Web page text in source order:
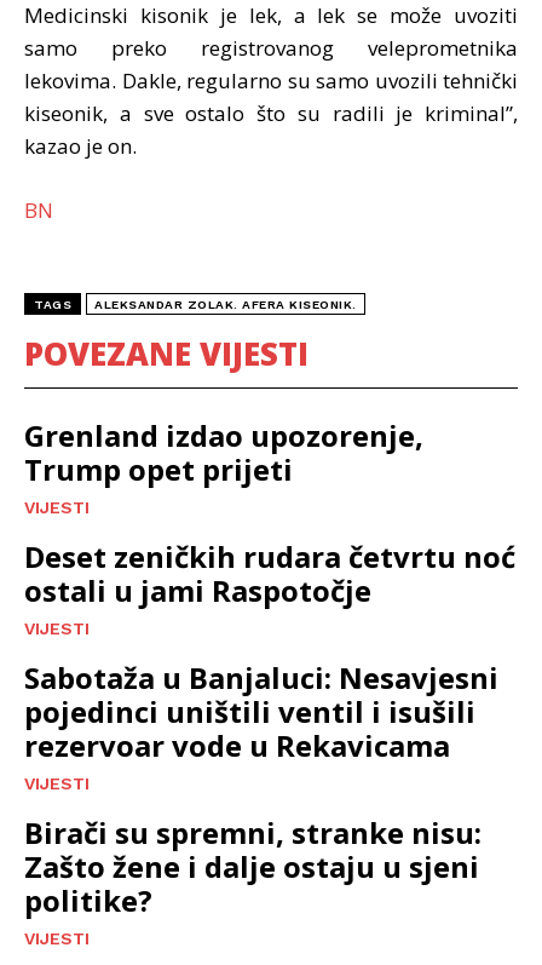
Medicinski kisonik je lek, a lek se može uvoziti
samo preko registrovanog veleprometnika
lekovima. Dakle, regularno su samo uvozili tehnički
kiseonik, a sve ostalo što su radili je kriminal”,
kazao je on.
BN
TAGS ALEKSANDAR ZOLAK. AFERA KISEONIK.
POVEZANE VIJESTI
Grenland izdao upozorenje,
Trump opet prijeti
VIJESTI
Deset zeničkih rudara četvrtu noć
ostali u jami Raspotočje
VIJESTI
Sabotaža u Banjaluci: Nesavjesni
pojedinci uništili ventil i isušili
rezervoar vode u Rekavicama
VIJESTI
Birači su spremni, stranke nisu:
Zašto žene i dalje ostaju u sjeni
politike?
VIJESTI